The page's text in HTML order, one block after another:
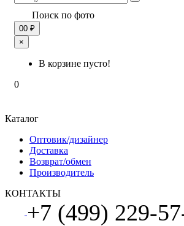
Поиск по фото
00 ₽
×
В корзине пусто!
0
Каталог
Оптовик/дизайнер
Доставка
Возврат/обмен
Производитель
КОНТАКТЫ
+7 (499) 229-